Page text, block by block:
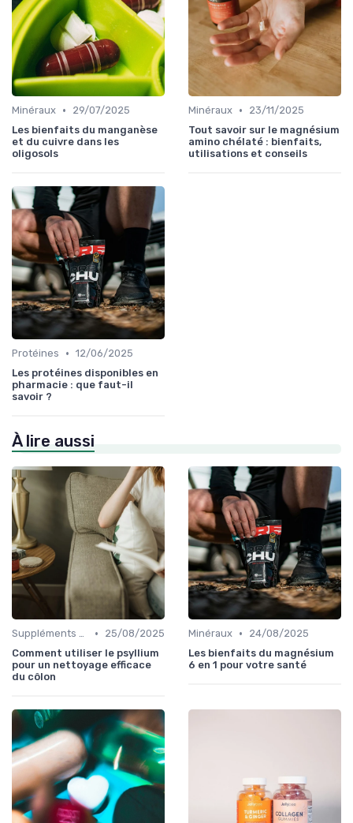
Minéraux •
29/07/2025
Les bienfaits du manganèse
et du cuivre dans les
oligosols
Minéraux •
23/11/2025
Tout savoir sur le magnésium
amino chélaté : bienfaits,
utilisations et conseils
Protéines • 12/06/2025
Les protéines disponibles en
pharmacie : que faut-il
savoir ?
À lire aussi
Suppléments à base de plantes •
25/08/2025
Comment utiliser le psyllium
pour un nettoyage efficace
du côlon
Minéraux •
24/08/2025
Les bienfaits du magnésium
6 en 1 pour votre santé